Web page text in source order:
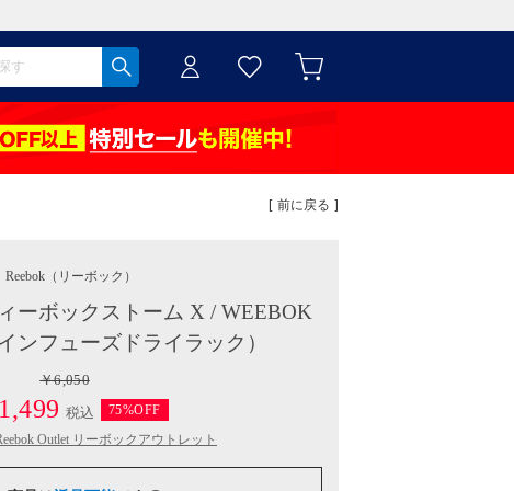
[ 前に戻る ]
Reebok （リーボック）
ーボックストーム X / WEEBOK
ンフューズドライラック）
￥6,050
税込
75%OFF
Outlet リーボックアウトレット